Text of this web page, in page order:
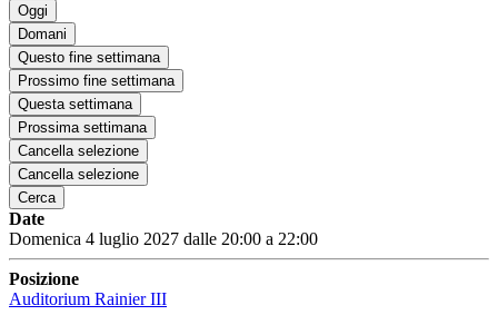
Oggi
Domani
Questo fine settimana
Prossimo fine settimana
Questa settimana
Prossima settimana
Cancella selezione
Cancella selezione
Cerca
Date
Domenica 4 luglio 2027 dalle 20:00 a 22:00
Posizione
Auditorium Rainier III